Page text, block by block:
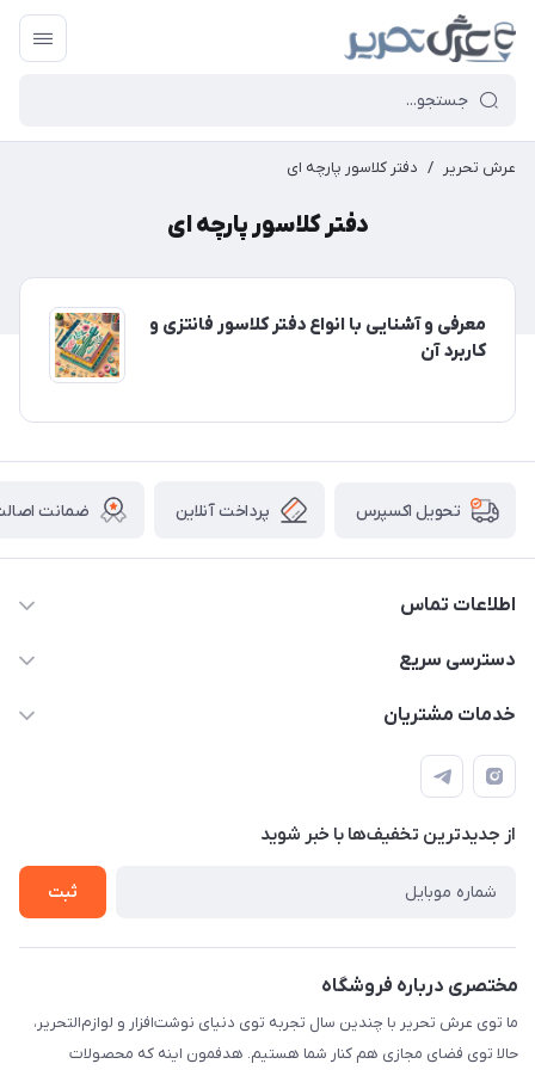
عرش تحریر / دفتر کلاسور پارچه ای
دفتر کلاسور پارچه ای
معرفی و آشنایی با انواع دفتر کلاسور فانتزی و
کاربرد آن
تحویل اکسپرس پرداخت آنلاین ضمانت
اطلاعات تماس
2424 3672 - 021
دسترسی سریع
لیست محصولات
راهنما
خدمات مشتریان
پرداخت الکترونیکی امن
رویه ارسال کالا
حریم خصوصی
تماس با ما
از جدید‌ترین تخفیف‌ها با‌ خبر شوید
ثبت
مختصری درباره فروشگاه
ما توی عرش تحریر با چندین سال تجربه توی دنیای نوشت‌افزار و لوازم‌التحریر،
حالا توی فضای مجازی هم کنار شما هستیم. هدفمون اینه که محصولات